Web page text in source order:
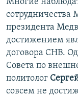
Многие
президента
достижением
договора СНВ.
Совета по
политолог
совсем не